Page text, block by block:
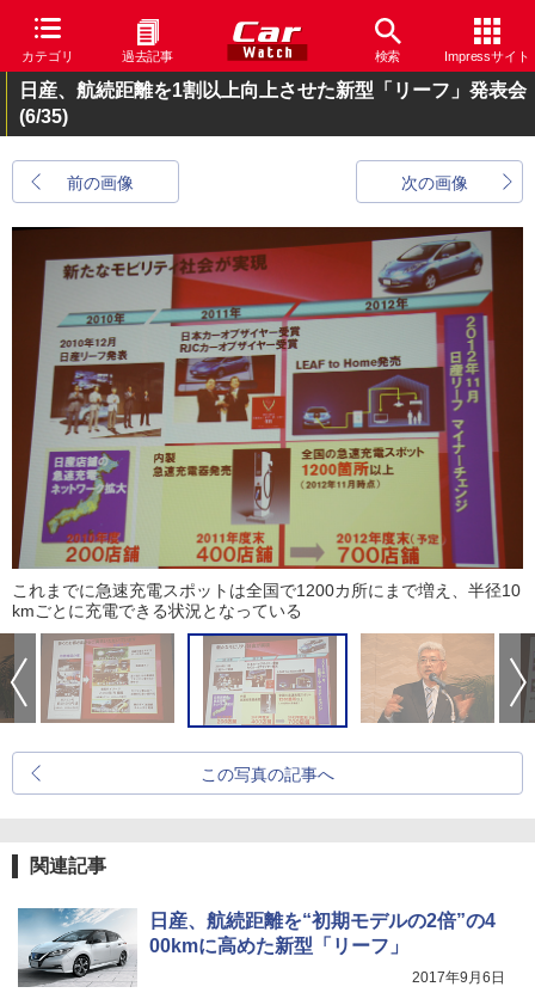
カテゴリ 過去記事 検索 Impressサイト
日産、航続距離を1割以上向上させた新型「リーフ」発表会
(6/35)
前の画像 次の画像
これまでに急速充電スポットは全国で1200カ所にまで増え、半径10
kmごとに充電できる状況となっている
この写真の記事へ
関連記事
日産、航続距離を“初期モデルの2倍”の4
00kmに高めた新型「リーフ」
2017年9月6日